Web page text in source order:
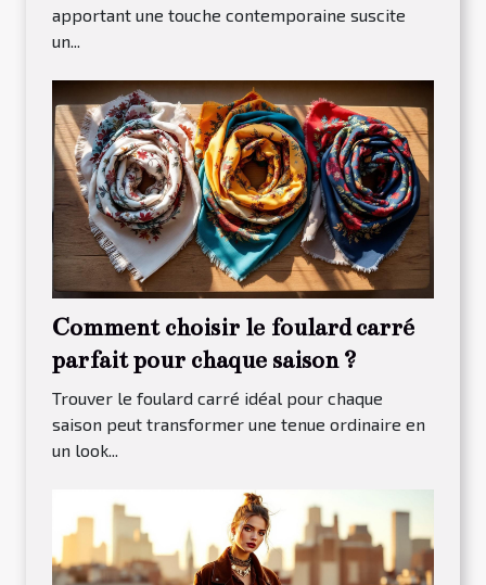
apportant une touche contemporaine suscite
un...
Comment choisir le foulard carré
parfait pour chaque saison ?
Trouver le foulard carré idéal pour chaque
saison peut transformer une tenue ordinaire en
un look...